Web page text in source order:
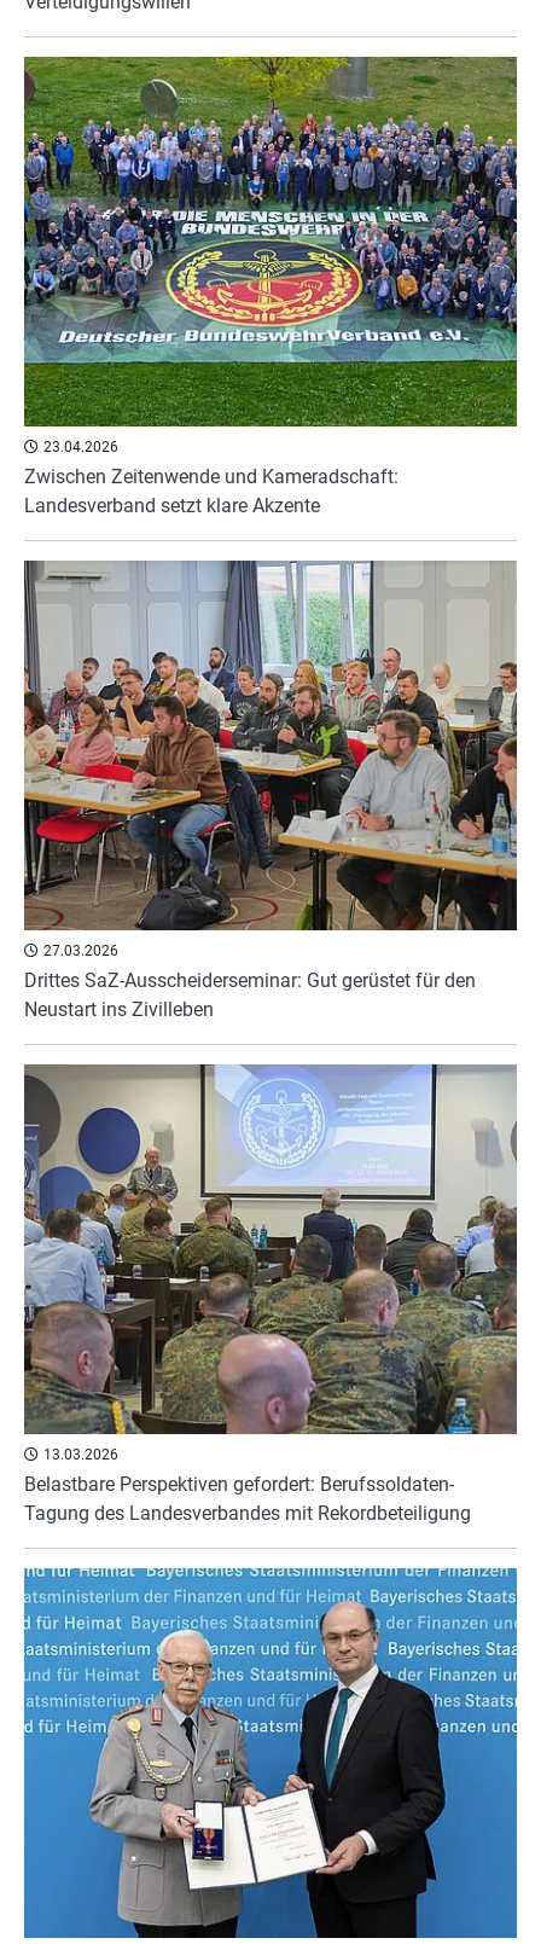
23.04.2026
Zwischen Zeitenwende und Kameradschaft:
Landesverband setzt klare Akzente
27.03.2026
Drittes SaZ-Ausscheiderseminar: Gut gerüstet für den
Neustart ins Zivilleben
13.03.2026
Belastbare Perspektiven gefordert: Berufssoldaten-
Tagung des Landesverbandes mit Rekordbeteiligung